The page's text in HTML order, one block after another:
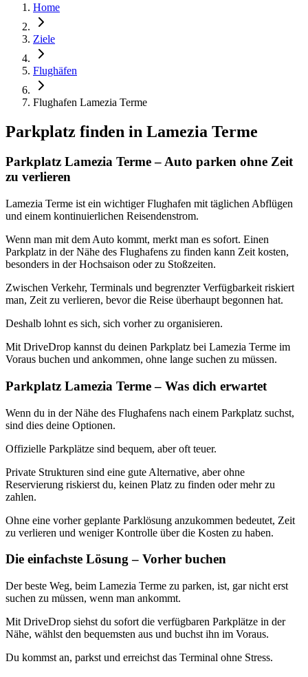
Home
Ziele
Flughäfen
Flughafen Lamezia Terme
Parkplatz finden in Lamezia Terme
Parkplatz Lamezia Terme – Auto parken ohne Zeit
zu verlieren
Lamezia Terme ist ein wichtiger Flughafen mit täglichen Abflügen
und einem kontinuierlichen Reisendenstrom.
Wenn man mit dem Auto kommt, merkt man es sofort. Einen
Parkplatz in der Nähe des Flughafens zu finden kann Zeit kosten,
besonders in der Hochsaison oder zu Stoßzeiten.
Zwischen Verkehr, Terminals und begrenzter Verfügbarkeit riskiert
man, Zeit zu verlieren, bevor die Reise überhaupt begonnen hat.
Deshalb lohnt es sich, sich vorher zu organisieren.
Mit DriveDrop kannst du deinen Parkplatz bei Lamezia Terme im
Voraus buchen und ankommen, ohne lange suchen zu müssen.
Parkplatz Lamezia Terme – Was dich erwartet
Wenn du in der Nähe des Flughafens nach einem Parkplatz suchst,
sind dies deine Optionen.
Offizielle Parkplätze sind bequem, aber oft teuer.
Private Strukturen sind eine gute Alternative, aber ohne
Reservierung riskierst du, keinen Platz zu finden oder mehr zu
zahlen.
Ohne eine vorher geplante Parklösung anzukommen bedeutet, Zeit
zu verlieren und weniger Kontrolle über die Kosten zu haben.
Die einfachste Lösung – Vorher buchen
Der beste Weg, beim Lamezia Terme zu parken, ist, gar nicht erst
suchen zu müssen, wenn man ankommt.
Mit DriveDrop siehst du sofort die verfügbaren Parkplätze in der
Nähe, wählst den bequemsten aus und buchst ihn im Voraus.
Du kommst an, parkst und erreichst das Terminal ohne Stress.